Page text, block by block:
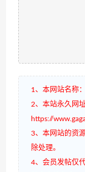
1、本网站名称
2、本站永久网址
https://
3、本网站的资
除处理。
4、会员发帖仅